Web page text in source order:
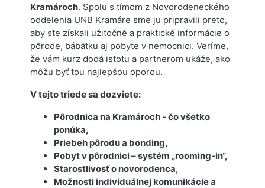
Kramároch. Spolu s tímom z Novorodeneckého
oddelenia UNB Kramáre sme ju pripravili preto,
aby ste získali užitočné a praktické informácie o
pôrode, bábätku aj pobyte v nemocnici. Veríme,
že vám kurz dodá istotu a partnerom ukáže, ako
môžu byť tou najlepšou oporou.
V tejto triede sa dozviete:
Pôrodnica na Kramároch - čo všetko
ponúka,
Priebeh pôrodu a bonding,
Pobyt v pôrodnici – systém „rooming-in“,
Starostlivosť o novorodenca,
Možnosti individuálnej komunikácie a